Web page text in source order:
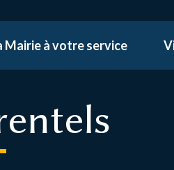
Mairie à votre service